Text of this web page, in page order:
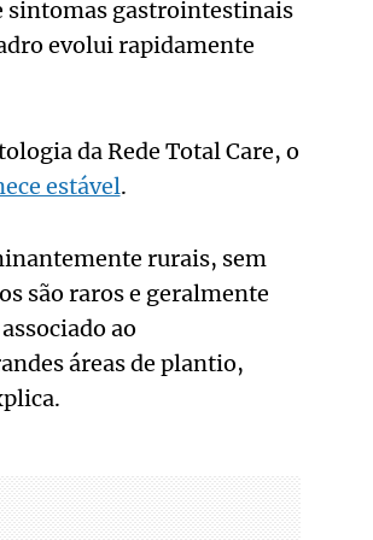
sintomas gastrointestinais
evolui rapidamente
da Rede Total Care, o
estável.
rurais, sem
são raros e geralmente
ao
áreas de plantio,